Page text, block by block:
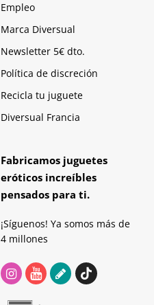
Empleo
Marca Diversual
Newsletter 5€ dto.
Política de discreción
Recicla tu juguete
Diversual Francia
Fabricamos juguetes
eróticos increíbles
pensados para ti.
¡Síguenos! Ya somos más de
4 millones